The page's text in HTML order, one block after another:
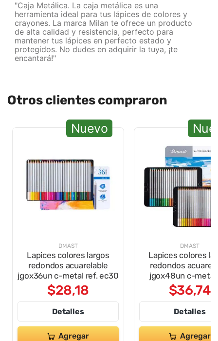
"Caja Metálica. La caja metálica es una
herramienta ideal para tus lápices de colores y
crayones. La marca Milan te ofrece un producto
de alta calidad y resistencia, perfecto para
mantener tus lápices en perfecto estado y
protegidos. No dudes en adquirir la tuya, ¡te
encantará!"
Otros clientes compraron
Nuevo
DMAST
Lapices colores largos
redondos acuarelable
jgox36un c-metal ref. ec30
$28,18
Detalles
Agregar
DMAST
Lapices colores
redondos
jgox48un c-metal
ec30
$36,74
Detalles
Agregar